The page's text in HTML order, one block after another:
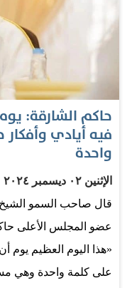
حاكم الشارقة:
فيه أيادي وأفكار
واحدة
الإثنين ٠٢ ديسمبر ٢٠٢٤
قال صاحب السمو
عضو المجلس الأعلى
«هذا اليوم العظيم يوم
على كلمة واحدة وهي